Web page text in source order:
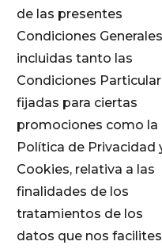
de las presentes
Condiciones
incluidas tanto las
Condiciones
fijadas para ciertas
promociones como la
Política de Privacidad
Cookies, relativa a las
finalidades de los
tratamientos de los
datos que nos